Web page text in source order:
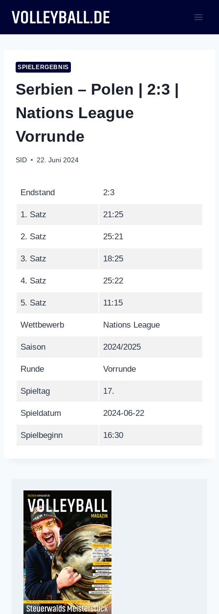
Inhalt
springen
SPIELERGEBNIS
Serbien – Polen | 2:3 |
Nations League
Vorrunde
SID 22. Juni 2024
Endstand 2:3
1. Satz 21:25
2. Satz 25:21
3. Satz 18:25
4. Satz 25:22
5. Satz 11:15
Wettbewerb Nations League
Saison 2024/2025
Runde Vorrunde
Spieltag 17.
Spieldatum 2024-06-22
Spielbeginn 16:30